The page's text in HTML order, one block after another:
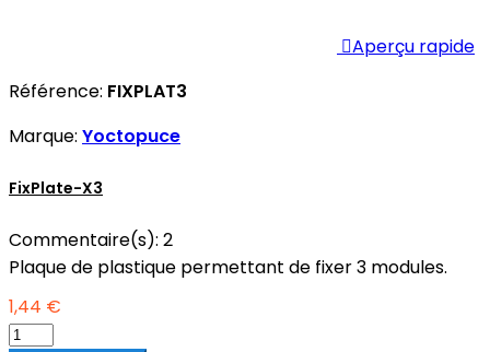
Aperçu rapide
Référence: FIXPLAT3
Marque: Yoctopuce
FixPlate-X3
Commentaire(s): 2
Plaque de plastique permettant de fixer 3 modules.
1,44 €